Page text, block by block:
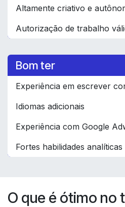
Altamente criativo e
Autorização de trabalho
Bom ter
Experiência em escrever
Idiomas adicionais
Experiência com Google
Fortes habilidades analíticas
O que é ótimo no